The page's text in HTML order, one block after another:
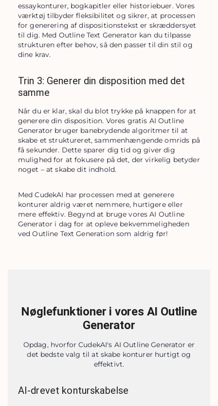
essaykonturer, bogkapitler eller historiebuer. Vores
værktøj tilbyder fleksibilitet og sikrer, at processen
for generering af dispositionstekst er skræddersyet
til dig. Med Outline Text Generator kan du tilpasse
strukturen efter behov, så den passer til din stil og
dine krav.
Trin 3: Generer din disposition med det
samme
Når du er klar, skal du blot trykke på knappen for at
generere din disposition. Vores gratis AI Outline
Generator bruger banebrydende algoritmer til at
skabe et struktureret, sammenhængende omrids på
få sekunder. Dette sparer dig tid og giver dig
mulighed for at fokusere på det, der virkelig betyder
noget – at skabe dit indhold.
Med CudekAI har processen med at generere
konturer aldrig været nemmere, hurtigere eller
mere effektiv. Begynd at bruge vores AI Outline
Generator i dag for at opleve bekvemmeligheden
ved Outline Text Generation som aldrig før!
Nøglefunktioner i vores AI Outline
Generator
Opdag, hvorfor CudekAI's AI Outline Generator er
det bedste valg til at skabe konturer hurtigt og
effektivt.
AI-drevet konturskabelse